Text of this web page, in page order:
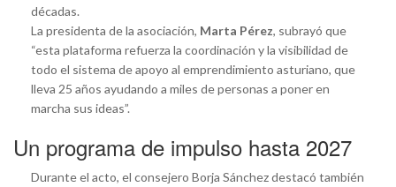
décadas.
La presidenta de la asociación, Marta Pérez, subrayó que
“esta plataforma refuerza la coordinación y la visibilidad de
todo el sistema de apoyo al emprendimiento asturiano, que
lleva 25 años ayudando a miles de personas a poner en
marcha sus ideas”.
Un programa de impulso hasta 2027
Durante el acto, el consejero Borja Sánchez destacó también